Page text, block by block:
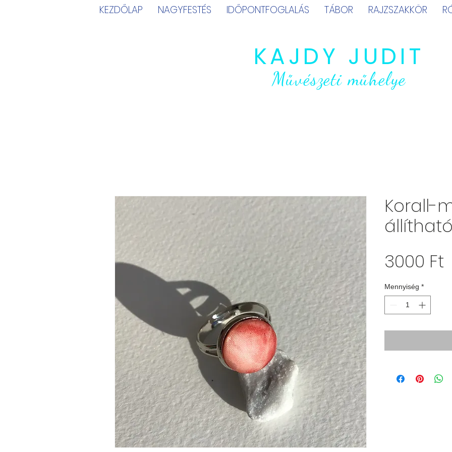
KEZDŐLAP NAGYFESTÉS IDŐPONTFOGLALÁS TÁBOR RAJZSZAKKÖR
KAJDY JUDIT
Művészeti műhelye
Korall-
3000 Ft
Mennyiség *